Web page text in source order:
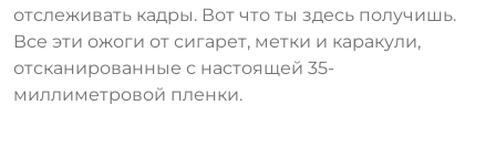
отслеживать кадры. Вот что ты здесь получишь.
Все эти ожоги от сигарет, метки и каракули,
отсканированные с настоящей 35-
миллиметровой пленки.